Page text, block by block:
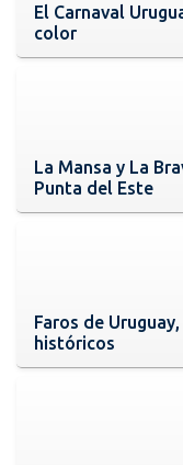
El Carnaval
color
La Mansa y La
Punta del Este
Faros de
históricos